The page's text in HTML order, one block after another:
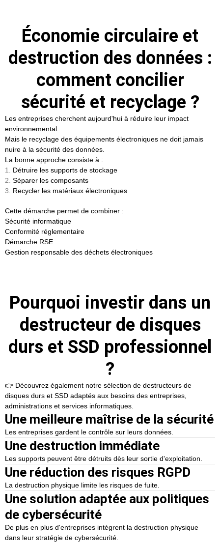
Économie circulaire et
destruction des données :
comment concilier
sécurité et recyclage ?
Les entreprises cherchent aujourd'hui à réduire leur impact
environnemental.
Mais le recyclage des équipements électroniques ne doit jamais
nuire à la sécurité des données.
La bonne approche consiste à :
Détruire les supports de stockage
Séparer les composants
Recycler les matériaux électroniques
Cette démarche permet de combiner :
Sécurité informatique
Conformité réglementaire
Démarche RSE
Gestion responsable des déchets électroniques
Pourquoi investir dans un
destructeur de disques
durs et SSD professionnel
?
👉 Découvrez également notre sélection de destructeurs de
disques durs et SSD adaptés aux besoins des entreprises,
administrations et services informatiques.
Une meilleure maîtrise de la sécurité
Les entreprises gardent le contrôle sur leurs données.
Une destruction immédiate
Les supports peuvent être détruits dès leur sortie d'exploitation.
Une réduction des risques RGPD
La destruction physique limite les risques de fuite.
Une solution adaptée aux politiques
de cybersécurité
De plus en plus d'entreprises intègrent la destruction physique
dans leur stratégie de cybersécurité.